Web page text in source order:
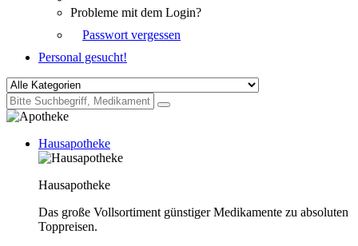
Probleme mit dem Login?
Passwort vergessen
Personal gesucht!
Hausapotheke
Hausapotheke
Das große Vollsortiment günstiger Medikamente zu absoluten
Toppreisen.